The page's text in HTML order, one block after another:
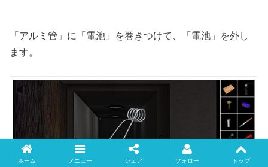
「アルミ管」に「電池」を巻きつけて、「電池」を外し
ます。
ホーム メニュー シェア フォロー トップ
Twitter